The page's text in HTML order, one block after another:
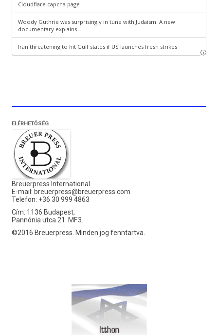
ELÉRHETŐSÉG
Breuerpress International
E-mail: breuerpress@breuerpress.com
Telefon: +36 30 999 4863
Cím: 1136 Budapest,
Pannónia utca 21. MF.3.
©2016 Breuerpress. Minden jog fenntartva.